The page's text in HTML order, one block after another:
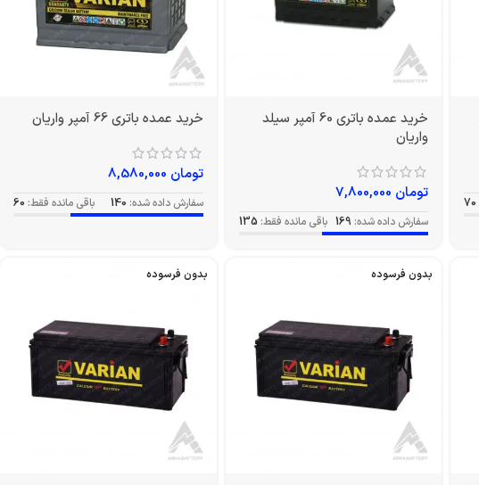
70
خرید عمده باتری 60 آمپر سیلد
واریان
تومان
سفارش داده شده: 169 باقی مانده فقط: 135
خرید عمده باتری 66 آمپر واریان
تومان
سفارش داده شده: 140 باقی مانده فقط: 60
بدون فرسوده بدون فرسوده